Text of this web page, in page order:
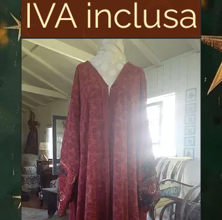
IVA inclusa